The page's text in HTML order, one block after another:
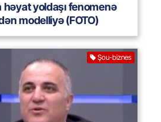
həyat yoldaşı fenomenə
modelliyə (FOTO)
Şou-biznes